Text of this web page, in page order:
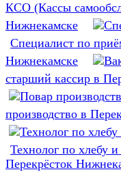
КСО (Кассы
Нижнекамске
Специалист по
Нижнекамске
старший кассир в
производство в
Технолог по хлебу
Перекрёсток